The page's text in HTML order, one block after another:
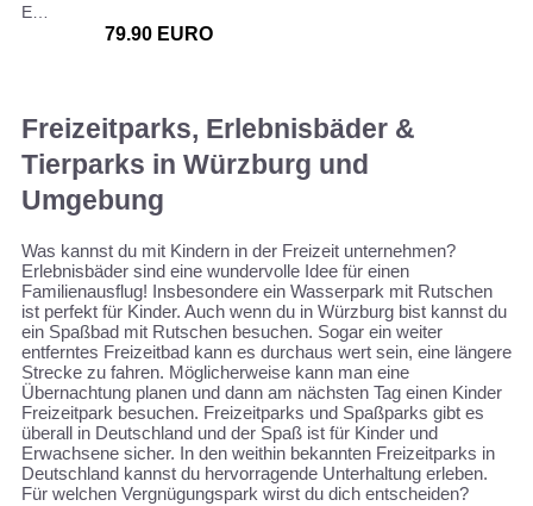
E…
79.90 EURO
Freizeitparks, Erlebnisbäder &
Tierparks in Würzburg und
Umgebung
Was kannst du mit Kindern in der Freizeit unternehmen?
Erlebnisbäder sind eine wundervolle Idee für einen
Familienausflug! Insbesondere ein Wasserpark mit Rutschen
ist perfekt für Kinder. Auch wenn du in Würzburg bist kannst du
ein Spaßbad mit Rutschen besuchen. Sogar ein weiter
entferntes Freizeitbad kann es durchaus wert sein, eine längere
Strecke zu fahren. Möglicherweise kann man eine
Übernachtung planen und dann am nächsten Tag einen Kinder
Freizeitpark besuchen. Freizeitparks und Spaßparks gibt es
überall in Deutschland und der Spaß ist für Kinder und
Erwachsene sicher. In den weithin bekannten Freizeitparks in
Deutschland kannst du hervorragende Unterhaltung erleben.
Für welchen Vergnügungspark wirst du dich entscheiden?